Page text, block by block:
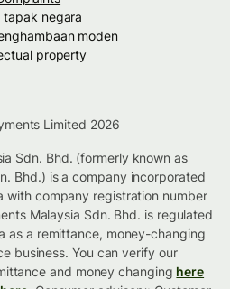
tapak negara
moden
property
Limited 2026
Sdn. Bhd. (formerly known as
Bhd.) is a company incorporated
with company registration number
Malaysia Sdn. Bhd. is regulated
as a remittance, money-changing
business. You can verify our
and money changing here